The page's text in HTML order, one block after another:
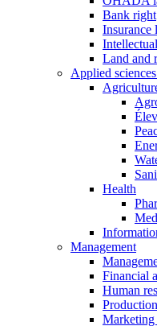
Bank right
Insurance
Land and
Applied
Health
Management
Financial
Human
Marketing